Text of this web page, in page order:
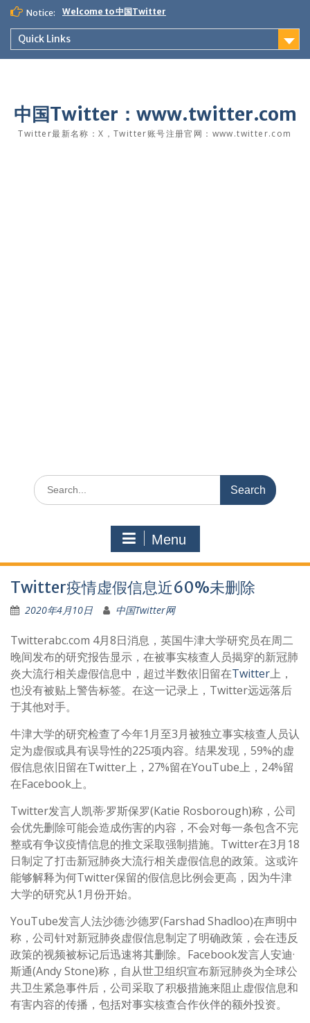
Skip
content
Notice: Welcome to 中国Twitter
Quick Links
中国Twitter：www.twitter.com
Twitter最新名称：X，Twitter账号注册官网：www.twitter.com
Search
for:
Menu
Twitter疫情虚假信息近60%未删除
2020年4月10日 中国Twitter网
Twitterabc.com 4月8日消息，英国牛津大学研究员在周二
晚间发布的研究报告显示，在被事实核查人员揭穿的新冠肺
炎大流行相关虚假信息中，超过半数依旧留在Twitter上，
也没有被贴上警告标签。在这一记录上，Twitter远远落后
于其他对手。
牛津大学的研究检查了今年1月至3月被独立事实核查人员认
定为虚假或具有误导性的225项内容。结果发现，59%的虚
假信息依旧留在Twitter上，27%留在YouTube上，24%留
在Facebook上。
Twitter发言人凯蒂·罗斯保罗(Katie Rosborough)称，公司
会优先删除可能会造成伤害的内容，不会对每一条包含不完
整或有争议疫情信息的推文采取强制措施。Twitter在3月18
日制定了打击新冠肺炎大流行相关虚假信息的政策。这或许
能够解释为何Twitter保留的假信息比例会更高，因为牛津
大学的研究从1月份开始。
YouTube发言人法沙德·沙德罗(Farshad Shadloo)在声明中
称，公司针对新冠肺炎虚假信息制定了明确政策，会在违反
政策的视频被标记后迅速将其删除。Facebook发言人安迪·
斯通(Andy Stone)称，自从世卫组织宣布新冠肺炎为全球公
共卫生紧急事件后，公司采取了积极措施来阻止虚假信息和
有害内容的传播，包括对事实核查合作伙伴的额外投资。